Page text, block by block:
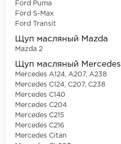
Ford Puma
Ford S-Max
Ford Transit
Щуп масляный Mazda
Mazda 2
Щуп масляный Mercedes
Mercedes A124, A207, A238
Mercedes C124, C207, C238
Mercedes C140
Mercedes C204
Mercedes C215
Mercedes C216
Mercedes Citan